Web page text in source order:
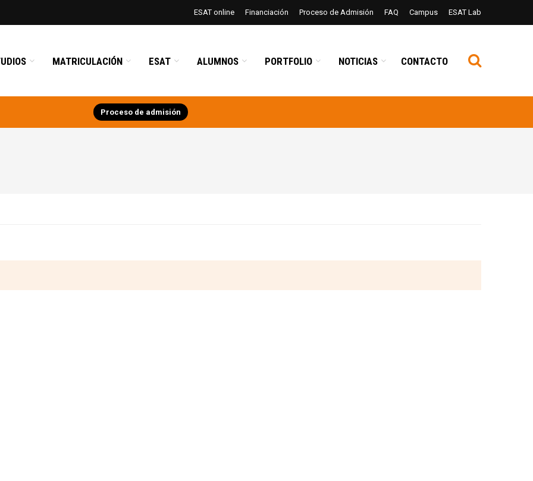
Proceso de admisión
ESAT online Financiación Proceso de Admisión FAQ Campus ESAT Lab
MATRICULACIÓN ESAT ALUMNOS PORTFOLIO NOTICIAS CONTACTO